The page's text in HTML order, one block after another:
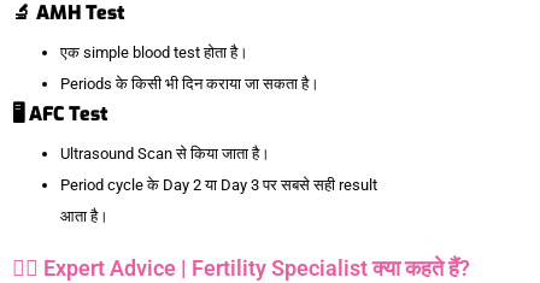
🔬 AMH Test
एक simple blood test होता है।
Periods के किसी भी दिन कराया जा सकता है।
🖥️ AFC Test
Ultrasound Scan से किया जाता है।
Period cycle के Day 2 या Day 3 पर सबसे सही result
आता है।
🧑‍⚕️ Expert Advice | Fertility Specialist क्या कहते हैं?